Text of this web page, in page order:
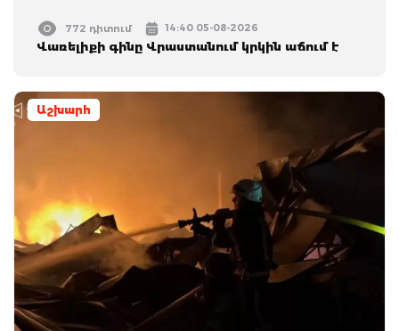
772 դիտում 14:40 05-08-2026
Վառելիքի գինը Վրաստանում կրկին աճում է
Աշխարհ